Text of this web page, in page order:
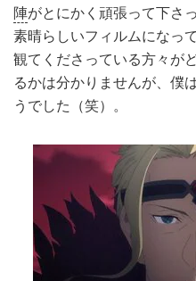
陣がとにかく頑張って下さ
素晴らしいフィルムになっ
観てくださっている方々が
るかは分かりませんが、僕
うでした（笑）。